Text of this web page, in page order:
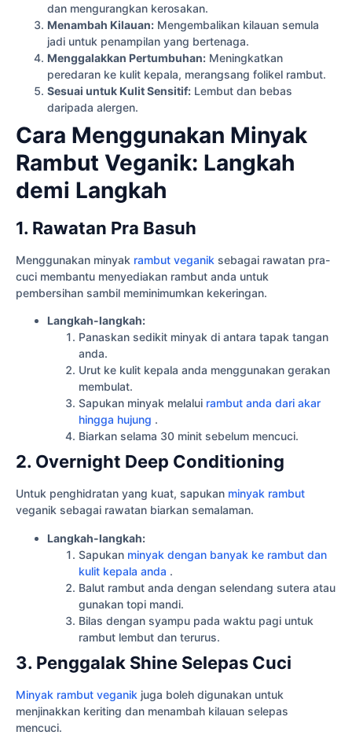
dan mengurangkan kerosakan.
Menambah Kilauan: Mengembalikan kilauan semula
jadi untuk penampilan yang bertenaga.
Menggalakkan Pertumbuhan: Meningkatkan
peredaran ke kulit kepala, merangsang folikel rambut.
Sesuai untuk Kulit Sensitif: Lembut dan bebas
daripada alergen.
Cara Menggunakan Minyak
Rambut Veganik: Langkah
demi Langkah
1. Rawatan Pra Basuh
Menggunakan minyak rambut veganik sebagai rawatan pra-
cuci membantu menyediakan rambut anda untuk
pembersihan sambil meminimumkan kekeringan.
Langkah-langkah:
Panaskan sedikit minyak di antara tapak tangan
anda.
Urut ke kulit kepala anda menggunakan gerakan
membulat.
Sapukan minyak melalui rambut anda dari akar
hingga hujung .
Biarkan selama 30 minit sebelum mencuci.
2. Overnight Deep Conditioning
Untuk penghidratan yang kuat, sapukan minyak rambut
veganik sebagai rawatan biarkan semalaman.
Langkah-langkah:
Sapukan minyak dengan banyak ke rambut dan
kulit kepala anda .
Balut rambut anda dengan selendang sutera atau
gunakan topi mandi.
Bilas dengan syampu pada waktu pagi untuk
rambut lembut dan terurus.
3. Penggalak Shine Selepas Cuci
Minyak rambut veganik juga boleh digunakan untuk
menjinakkan keriting dan menambah kilauan selepas
mencuci.